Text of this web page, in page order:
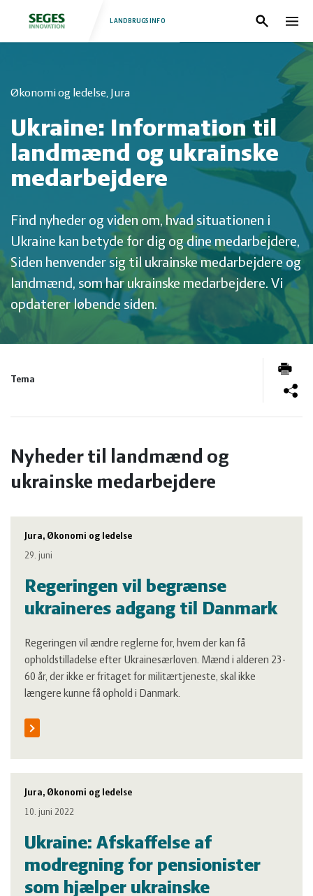
Fjerkræ
Grise
Heste
Økonomi
Heste
Jura
Kvæg
Planter
ledelse
dyr
LANDBRUGSINFO Søg
Økonomi og ledelse, Jura
Ukraine: Information til
landmænd og ukrainske
medarbejdere
Find nyheder og viden om, hvad situationen i
Ukraine kan betyde for dig og dine medarbejdere,
Siden henvender sig til ukrainske medarbejdere og
landmænd, som har ukrainske medarbejdere. Vi
opdaterer løbende siden.
Tema
Nyheder til landmænd og
ukrainske medarbejdere
Jura, Økonomi og ledelse
29. juni
Regeringen vil begrænse
ukraineres adgang til Danmark
Regeringen vil ændre reglerne for, hvem der kan få
opholdstilladelse efter Ukrainesærloven. Mænd i alderen 23-
60 år, der ikke er fritaget for militærtjeneste, skal ikke
længere kunne få ophold i Danmark.
Jura, Økonomi og ledelse
10. juni 2022
Ukraine: Afskaffelse af
modregning for pensionister
som hjælper ukrainske